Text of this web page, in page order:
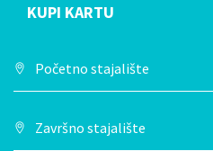
KUPI KARTU